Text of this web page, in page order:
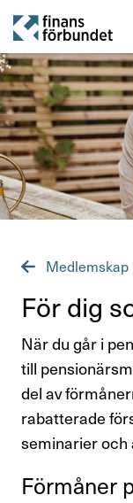
5
Medlemskap
För dig
När du går i
till
del av
rabatterade
seminarier och
Förmåner